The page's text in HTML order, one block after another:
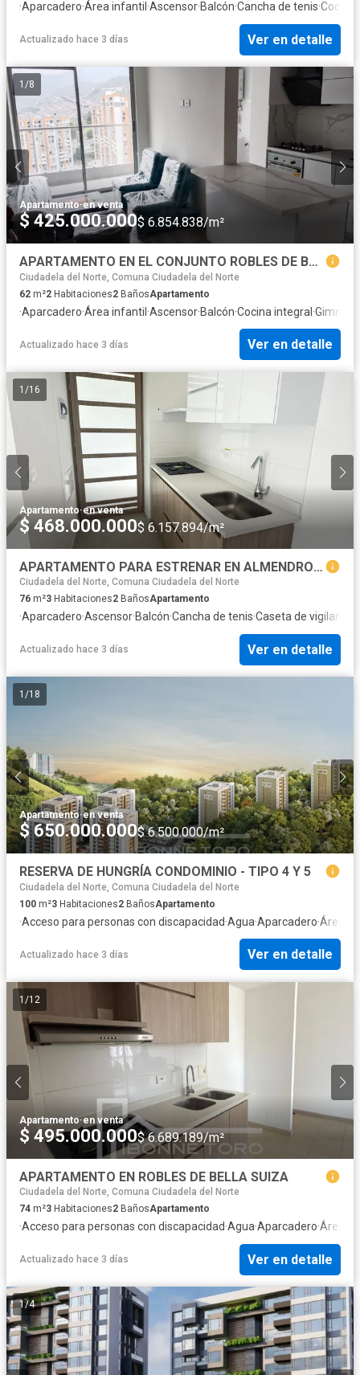
·Aparcadero·Área infantil ·Ascensor·Balcón·Cancha de tenis·Cocina
Actualizado hace 3 días Ver en detalle
1 /8
Apartamento·en venta
$ 425.000.000$ 6.854.838/m²
APARTAMENTO EN EL CONJUNTO ROBLES DE BELLA SUIZA
Ciudadela del Norte, Comuna Ciudadela del Norte
62 m²2 Habitaciones2 BañosApartamento
·Aparcadero·Área infantil ·Ascensor·Balcón·Cocina integral ·
Actualizado hace 3 días Ver en detalle
1 /16
Apartamento·en venta
$ 468.000.000$ 6.157.894/m²
APARTAMENTO PARA ESTRENAR EN ALMENDROS BELLA SUIZA / 3 ALCOBAS !!!
Ciudadela del Norte, Comuna Ciudadela del Norte
76 m²3 Habitaciones2 BañosApartamento
·Aparcadero·Ascensor·Balcón·Cancha de tenis·Caseta de vigilancia
Actualizado hace 3 días Ver en detalle
1 /18
Apartamento·en venta
$ 650.000.000$ 6.500.000/m²
RESERVA DE HUNGRÍA CONDOMINIO - TIPO 4 Y 5
Ciudadela del Norte, Comuna Ciudadela del Norte
100 m²3 Habitaciones2 BañosApartamento
·Acceso para personas con discapacidad·Agua·Aparcadero·Área
Actualizado hace 3 días Ver en detalle
1 /12
Apartamento·en venta
$ 495.000.000$ 6.689.189/m²
APARTAMENTO EN ROBLES DE BELLA SUIZA
Ciudadela del Norte, Comuna Ciudadela del Norte
74 m²3 Habitaciones2 BañosApartamento
·Acceso para personas con discapacidad·Agua·Aparcadero·Área
Actualizado hace 3 días Ver en detalle
1/4